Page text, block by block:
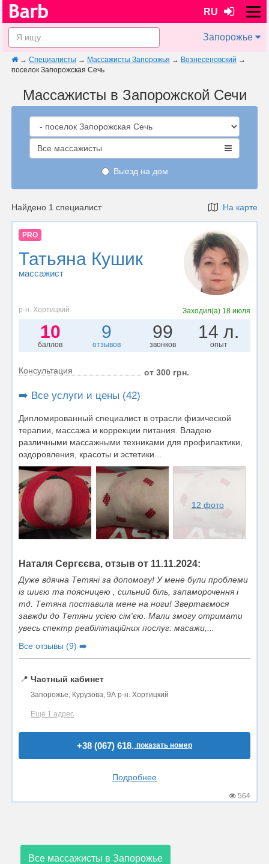
RU
Запорожье
→ Специалисты → Массажисты Запорожья → Вознесеновский →
поселок Запорожская Сечь
Массажисты в Запорожской Сечи
Все массажисты
Выезд на дом
Найдено 1 специалист На карте
PRO
Татьяна Кушик
массажист
р-н. Хортицкий Заходил(а) 18 июля
10
баллов
9
отзывов
99
звонков
14 л.
опыт
Консультация от 300 грн.
➡️ Все услуги и цены (42)
Дипломированный специалист в отрасли физической
терапии, массажа и коррекции питания. Владею
различными массажными техниками для профилактики,
оздоровления, красоты и эстетики...
12 фото
Наталя Сергєєва, отзыв от 11.11.2024:
Дуже вдячна Тетяні за допомогу! У мене були проблеми
із шиєю та поясницею , сильний біль, запаморочення і
тд. Тетяна поставила мене на ноги! Звертаємося
завжди до Тетяни усією сім'єю. Мали змогу отримати
увесь спектр реабілітаційних послуг: масажи,...
Все отзывы (9) ➡️
📍 Частный кабинет
Запорожье, Курузова, 9А р-н. Хортицкий
Ещё 1 адрес
+38 (067) 618..показать номер
Подробнее
564
Все массажисты в Запорожье